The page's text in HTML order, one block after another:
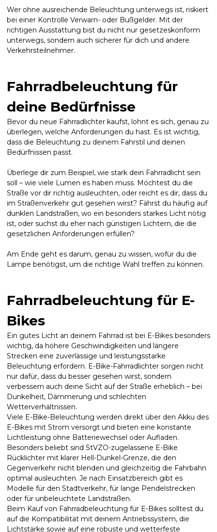
Wer ohne ausreichende Beleuchtung unterwegs ist, riskiert
bei einer Kontrolle Verwarn- oder Bußgelder. Mit der
richtigen Ausstattung bist du nicht nur gesetzeskonform
unterwegs, sondern auch sicherer für dich und andere
Verkehrsteilnehmer.
Fahrradbeleuchtung für
deine Bedürfnisse
Bevor du neue Fahrradlichter kaufst, lohnt es sich, genau zu
überlegen, welche Anforderungen du hast. Es ist wichtig,
dass die Beleuchtung zu deinem Fahrstil und deinen
Bedürfnissen passt.
Überlege dir zum Beispiel, wie stark dein Fahrradlicht sein
soll – wie viele Lumen es haben muss. Möchtest du die
Straße vor dir richtig ausleuchten, oder reicht es dir, dass du
im Straßenverkehr gut gesehen wirst? Fährst du häufig auf
dunklen Landstraßen, wo ein besonders starkes Licht nötig
ist, oder suchst du eher nach günstigen Lichtern, die die
gesetzlichen Anforderungen erfüllen?
Am Ende geht es darum, genau zu wissen, wofür du die
Lampe benötigst, um die richtige Wahl treffen zu können.
Fahrradbeleuchtung für E-
Bikes
Ein gutes Licht an deinem Fahrrad ist bei E-Bikes besonders
wichtig, da höhere Geschwindigkeiten und längere
Strecken eine zuverlässige und leistungsstarke
Beleuchtung erfordern. E-Bike-Fahrradlichter sorgen nicht
nur dafür, dass du besser gesehen wirst, sondern
verbessern auch deine Sicht auf der Straße erheblich – bei
Dunkelheit, Dämmerung und schlechten
Wetterverhältnissen.
Viele E-Bike-Beleuchtung werden direkt über den Akku des
E-Bikes mit Strom versorgt und bieten eine konstante
Lichtleistung ohne Batteriewechsel oder Aufladen.
Besonders beliebt sind StVZO-zugelassene E-Bike
Rücklichter mit klarer Hell-Dunkel-Grenze, die den
Gegenverkehr nicht blenden und gleichzeitig die Fahrbahn
optimal ausleuchten. Je nach Einsatzbereich gibt es
Modelle für den Stadtverkehr, für lange Pendelstrecken
oder für unbeleuchtete Landstraßen.
Beim Kauf von Fahrradbeleuchtung für E-Bikes solltest du
auf die Kompatibilität mit deinem Antriebssystem, die
Lichtstärke sowie auf eine robuste und wetterfeste